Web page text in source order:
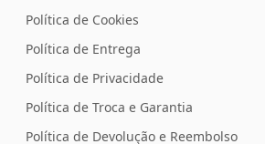
Política de Cookies
Política de Entrega
Política de Privacidade
Política de Troca e Garantia
Política de Devolução e Reembolso